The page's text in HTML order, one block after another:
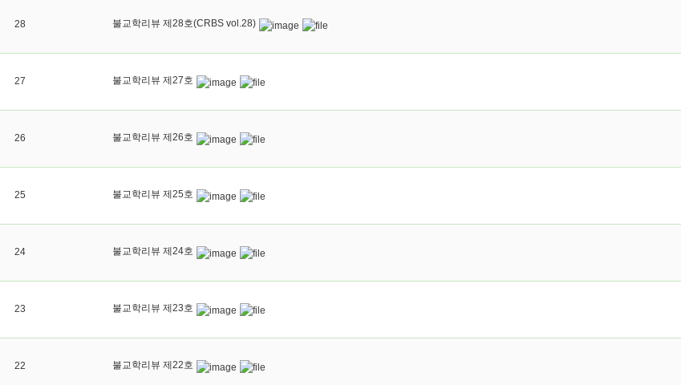
28 불교학리뷰 제28호(CRBS vol.28)
27 불교학리뷰 제27호
26 불교학리뷰 제26호
25 불교학리뷰 제25호
24 불교학리뷰 제24호
23 불교학리뷰 제23호
22 불교학리뷰 제22호